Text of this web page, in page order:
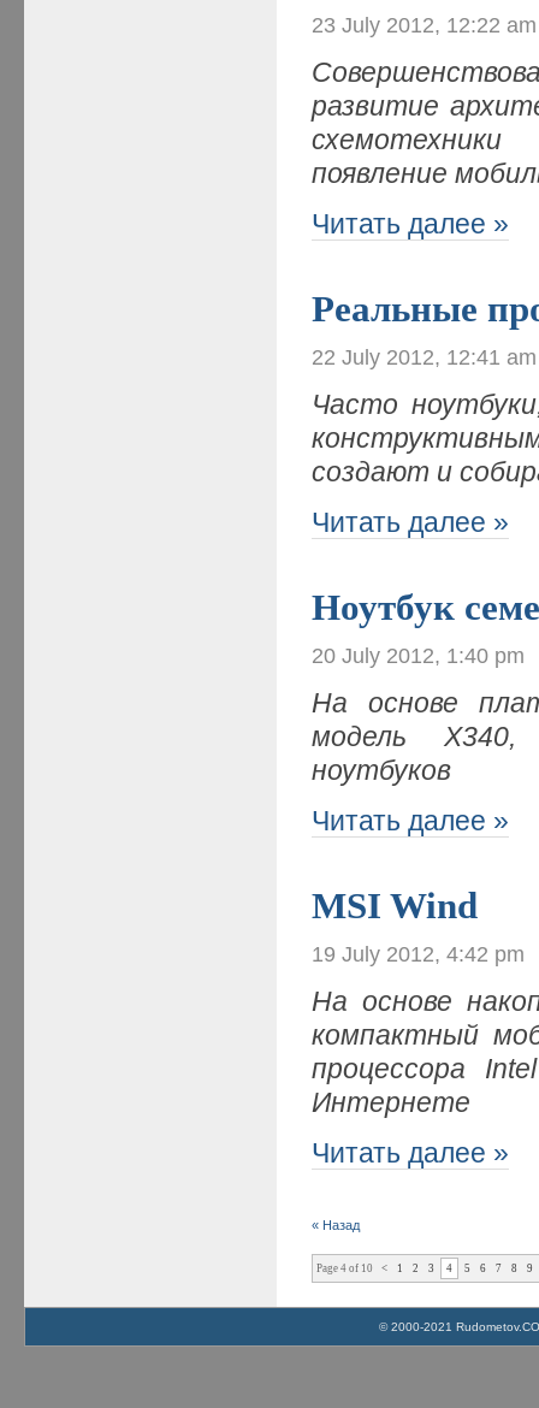
23 July 2012, 12:22 am
развитие
появление
Читать далее »
Реальные
22 July 2012, 12:41 am
Часто
создают и
Читать далее »
Ноутбук
20 July 2012, 1:40 pm
На основе
модель X340,
ноутбуков
Читать далее »
MSI Wind
19 July 2012, 4:42 pm
На основе
компактный
процессора
Интернете
Читать далее »
« Назад
Page 4 of 10 < 1 2 3 4 5 6 7 8 9
© 2000-2021